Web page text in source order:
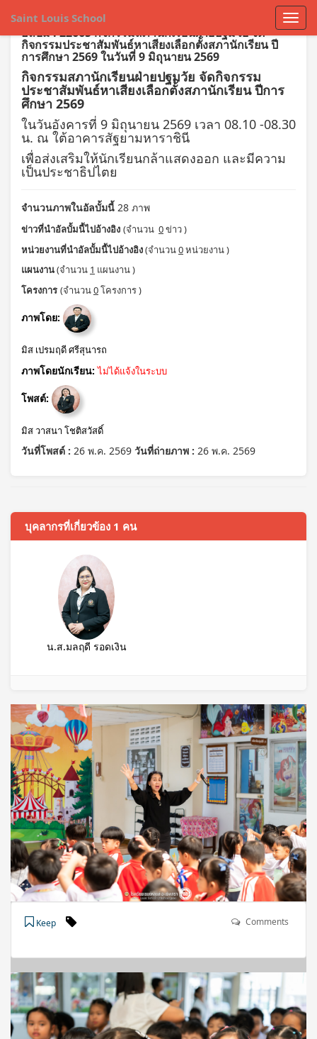
Saint Louis School
อัลบั้ม : 22665 กิจกรรมสภานักเรียนฝ่ายปฐมวัย จัด
กิจกรรมประชาสัมพันธ์หาเสียงเลือกตั้งสภานักเรียน ปี
การศึกษา 2569 ในวันที่ 9 มิถุนายน 2569
กิจกรรมสภานักเรียนฝ่ายปฐมวัย จัดกิจกรรม
ประชาสัมพันธ์หาเสียงเลือกตั้งสภานักเรียน ปีการ
ศึกษา 2569
ในวันอังคารที่ 9 มิถุนายน 2569 เวลา 08.10 -08.30
น. ณ ใต้อาคารสัฐยามหาราชินี
เพื่อส่งเสริมให้นักเรียนกล้าแสดงออก และมีความ
เป็นประชาธิปไตย
จำนวนภาพในอัลบั้มนี้ 28 ภาพ
ข่าวที่นำอัลบั้มนี้ไปอ้างอิง (จำนวน 0ข่าว )
หน่วยงานที่นำอัลบั้มนี้ไปอ้างอิง(จำนวน0หน่วยงาน )
แผนงาน(จำนวน 1 แผนงาน )
โครงการ (จำนวน0โครงการ )
ภาพโดย:
มิส เปรมฤดี ศรีสุนารถ
ภาพโดยนักเรียน: ไม่ได้แจ้งในระบบ
โพสต์:
มิส วาสนา โชติสวัสดิ์
วันที่โพสต์ : 26 พ.ค. 2569 วันที่ถ่ายภาพ : 26 พ.ค. 2569
บุคลากรที่เกี่ยวข้อง 1 คน
น.ส.มลฤดี รอดเงิน
Keep Comments